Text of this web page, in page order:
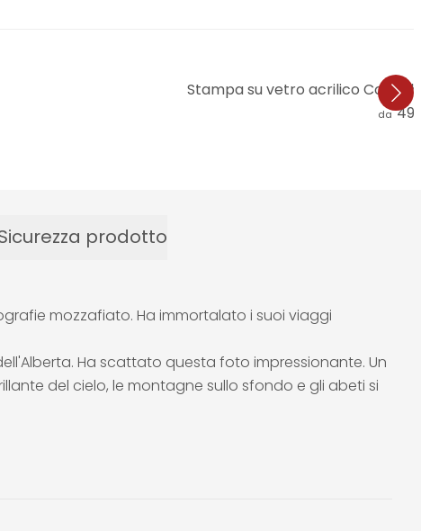
Stampa su vetro acrilico
da
prodotto
mozzafiato. Ha immortalato i suoi viaggi
Ha scattato questa foto impressionante. Un
del cielo, le montagne sullo sfondo e gli abeti si